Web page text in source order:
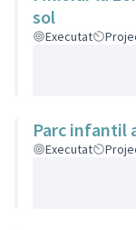
sol
Executat
Parc infantil
Executat